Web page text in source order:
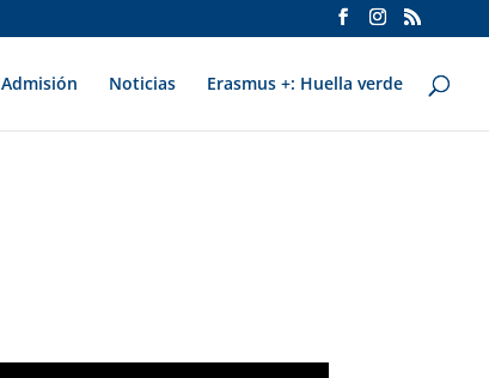
Admisión Noticias Erasmus +: Huella verde